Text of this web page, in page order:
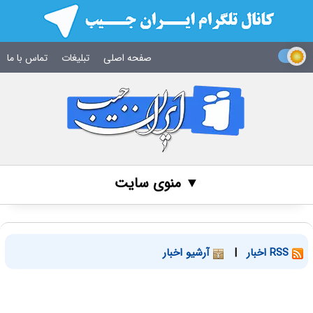
صفحه اصلی تبلیغات تماس با ما
▼ منوی سایت
| آرشیو اخبار